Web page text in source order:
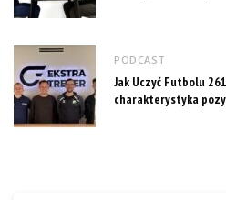
PODCAST
Jak Uczyć Futbolu
charakterystyka